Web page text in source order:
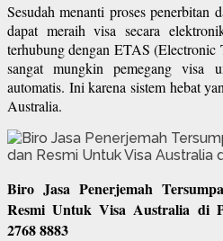
Sesudah menanti proses penerbitan
dapat meraih visa secara
terhubung dengan ETAS
sangat mungkin pemegang visa
automatis. Ini karena sistem hebat
Australia.
Biro Jasa Penerjemah
Resmi Untuk Visa Australia di
2768 8883